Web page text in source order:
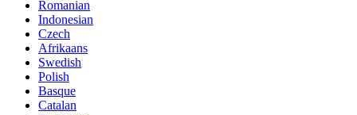
Romanian
Indonesian
Czech
Afrikaans
Swedish
Polish
Basque
Catalan